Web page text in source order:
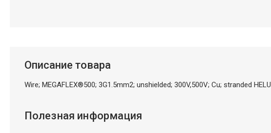
Описание товара
Wire; MEGAFLEX®500; 3G1.5mm2; unshielded; 300V,500V; Cu; stranded HELU
Полезная информация